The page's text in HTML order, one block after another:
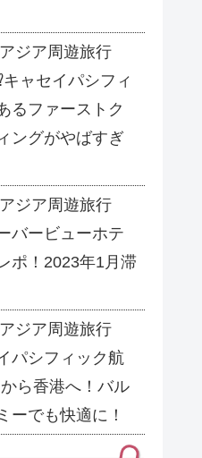
ジア周遊旅行
ャセイパシフィ
るファーストク
ングがやばすぎ
ジア周遊旅行
バービューホテ
ポ！2023年1月滞
ジア周遊旅行
パシフィック航
ら香港へ！バル
ーでも快適に！